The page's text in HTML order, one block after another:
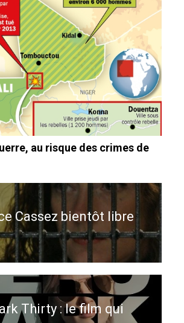
au risque des crimes de
Cassez bientôt libre
Thirty : le film qui